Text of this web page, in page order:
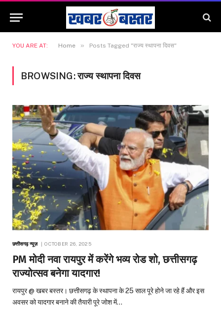
YOU ARE AT: Home » Posts Tagged "राज्य स्थापना दिवस"
BROWSING:राज्य स्थापना दिवस
छत्तीसगढ़ न्यूज़ OCTOBER 26, 2025
PM मोदी नवा रायपुर में करेंगे भव्य रोड शो, छत्तीसगढ़
राज्योत्सव बनेगा यादगार!
रायपुर @ खबर बस्तर। छत्तीसगढ़ के स्थापना के 25 साल पूरे होने जा रहे हैं और इस
अवसर को यादगार बनाने की तैयारी पूरे जोश में…